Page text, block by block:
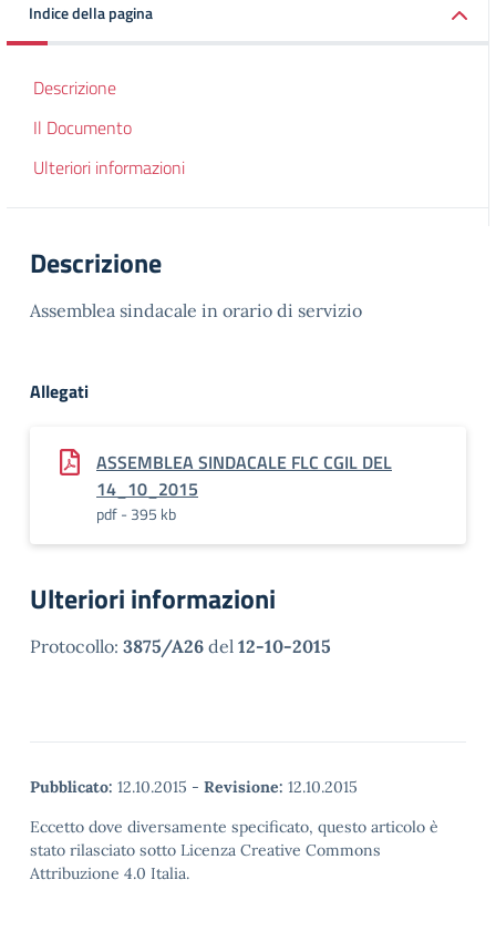
Indice della pagina
Descrizione
Il Documento
Ulteriori informazioni
Descrizione
Assemblea sindacale in orario di servizio
Allegati
ASSEMBLEA SINDACALE FLC CGIL DEL
14_10_2015
pdf - 395 kb
Ulteriori informazioni
Protocollo: 3875/A26 del 12-10-2015
Pubblicato: 12.10.2015 - Revisione: 12.10.2015
Eccetto dove diversamente specificato, questo articolo è
stato rilasciato sotto Licenza Creative Commons
Attribuzione 4.0 Italia.